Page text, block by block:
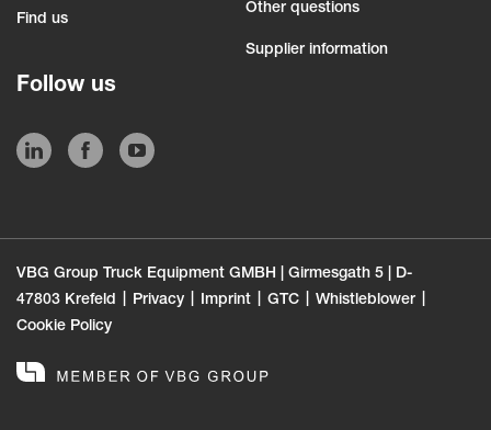
Find us
Other questions
Supplier information
Follow us
VBG Group Truck Equipment GMBH | Girmesgath 5 | D-
47803 Krefeld
Privacy Imprint GTC
Whistleblower
Cookie Policy